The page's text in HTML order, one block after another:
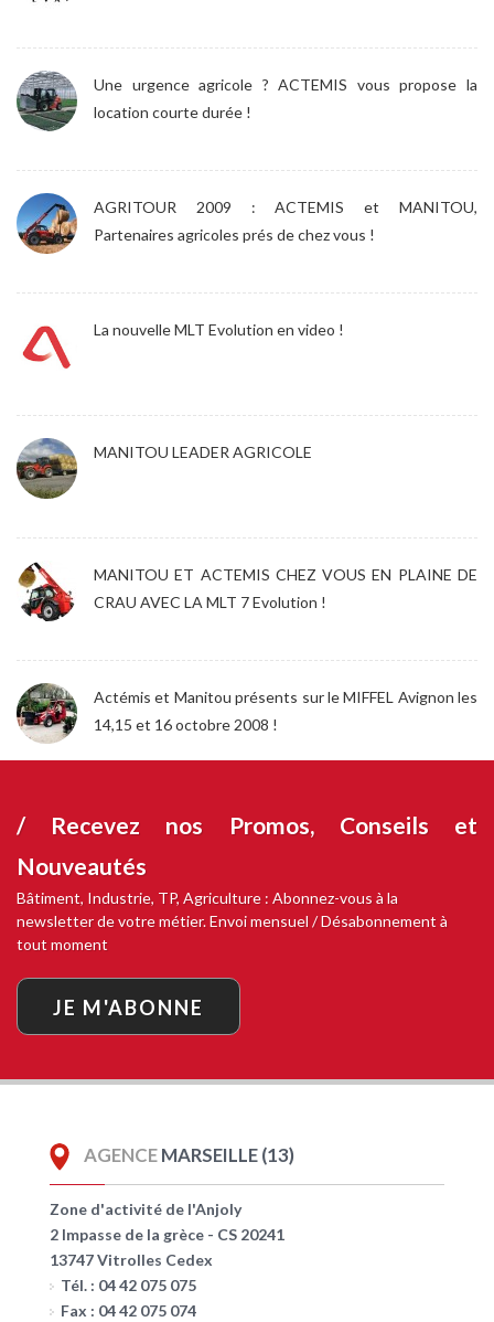
Une urgence agricole ? ACTEMIS vous propose la
location courte durée !
AGRITOUR 2009 : ACTEMIS et MANITOU,
Partenaires agricoles prés de chez vous !
La nouvelle MLT Evolution en video !
MANITOU LEADER AGRICOLE
MANITOU ET ACTEMIS CHEZ VOUS EN PLAINE DE
CRAU AVEC LA MLT 7 Evolution !
Actémis et Manitou présents sur le MIFFEL Avignon les
14,15 et 16 octobre 2008 !
/ Recevez nos Promos, Conseils et
Nouveautés
Bâtiment, Industrie, TP, Agriculture : Abonnez-vous à la
newsletter de votre métier. Envoi mensuel / Désabonnement à
tout moment
JE M'ABONNE
AGENCEMARSEILLE (13)
Zone d'activité de l'Anjoly
2 Impasse de la grèce - CS 20241
13747 Vitrolles Cedex
Tél. : 04 42 075 075
Fax : 04 42 075 074